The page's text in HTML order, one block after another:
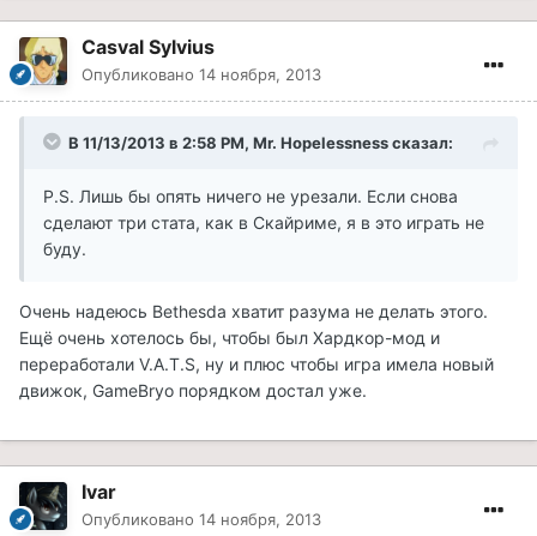
Casval Sylvius
Опубликовано 14 ноября, 2013
В 11/13/2013 в 2:58 PM, Mr. Hopelessness сказал:
P.S. Лишь бы опять ничего не урезали. Если снова
сделают три стата, как в Скайриме, я в это играть не
буду.
Очень надеюсь Bethesda хватит разума не делать этого.
Ещё очень хотелось бы, чтобы был Хардкор-мод и
переработали V.A.T.S, ну и плюс чтобы игра имела новый
движок, GameBryo порядком достал уже.
Ivar
Опубликовано 14 ноября, 2013